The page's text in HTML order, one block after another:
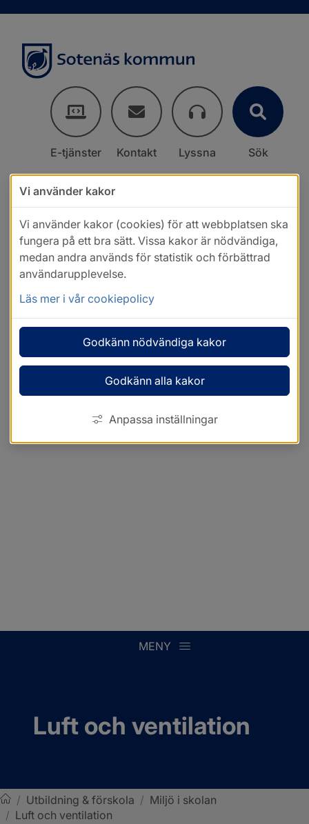
E-tjänster Kontakt Lyssna Sök
MENY
Luft och ventilation
Sotenäs kommun
/ Utbildning & förskola / Miljö i skolan
/ Luft och ventilation
Vi använder kakor
Vi använder kakor (cookies) för att webbplatsen ska
fungera på ett bra sätt. Vissa kakor är nödvändiga,
medan andra används för statistik och förbättrad
användarupplevelse.
Läs mer i vår cookiepolicy
Godkänn nödvändiga kakor
Godkänn alla kakor
Anpassa inställningar